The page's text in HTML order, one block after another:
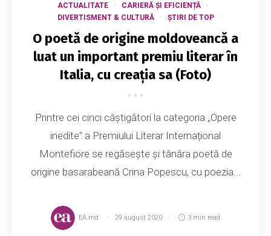
ACTUALITATE
CARIERĂ ȘI EFICIENȚĂ
DIVERTISMENT & CULTURĂ
ȘTIRI DE TOP
O poetă de origine moldoveancă a
luat un important premiu literar în
Italia, cu creația sa (Foto)
Printre cei cinci câștigători la categoria „Opere
inedite” a Premiului Literar Internațional
Montefiore se regăsește și tânăra poetă de
origine basarabeană Crina Popescu, cu poezia...
EA.md 29 august 2020 3 min read